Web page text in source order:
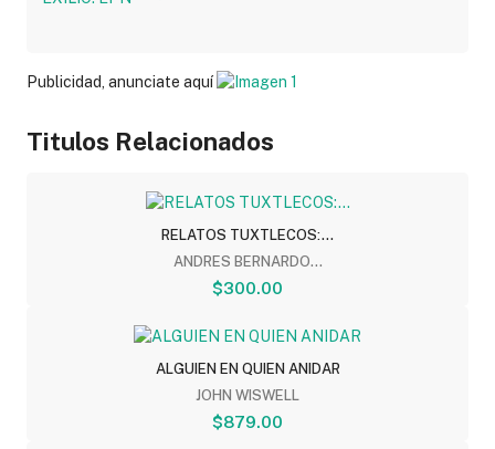
Publicidad, anunciate aquí
Titulos Relacionados
RELATOS TUXTLECOS:...
ANDRES BERNARDO...
$300.00
ALGUIEN EN QUIEN ANIDAR
JOHN WISWELL
$879.00